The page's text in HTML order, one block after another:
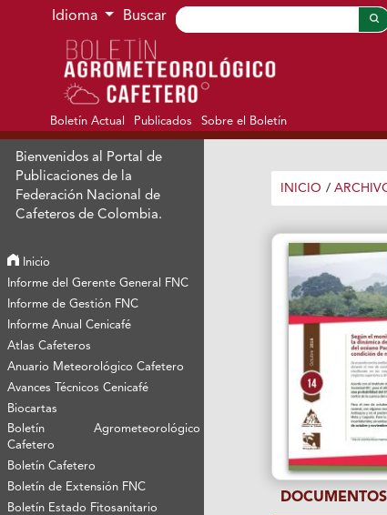
Ir al menú de navegación principal
Ir al contenido principal
Ir al pie de página del sitio
Idioma Buscar
Boletín Actual Publicados Sobre el Boletín
Bienvenidos al Portal de
Publicaciones de la
Federación Nacional de
Cafeteros de Colombia.
Inicio
Informe del Gerente General FNC
Informe de Gestión FNC
Informe Anual Cenicafé
Atlas Cafeteros
Anuario Meteorológico Cafetero
Avances Técnicos Cenicafé
Biocartas
Boletín Agrometeorológico
Cafetero
Boletín Cafetero
Boletín de Extensión FNC
Boletín Estado Fitosanitario
INICIO /